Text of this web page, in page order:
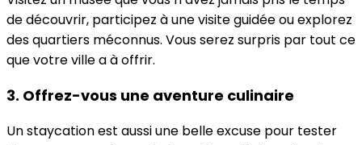
de découvrir, participez à une visite guidée ou explorez
des quartiers méconnus. Vous serez surpris par tout ce
que votre ville a à offrir.
3. Offrez-vous une aventure culinaire
Un staycation est aussi une belle excuse pour tester